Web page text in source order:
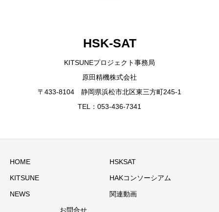
HSK-SAT
KITSUNEプロジェクト事務局
原田精機株式会社
〒433-8104 静岡県浜松市北区東三方町245-1
TEL：053-436-7341
HOME HSKSAT
KITSUNE HAKコンソーシアム
NEWS 関連動画
お問合せ